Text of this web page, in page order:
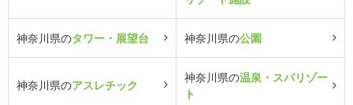
神奈川県のタワー・展望台 神奈川県の公園
神奈川県のアスレチック
神奈川県の温泉・スパリゾー
ト